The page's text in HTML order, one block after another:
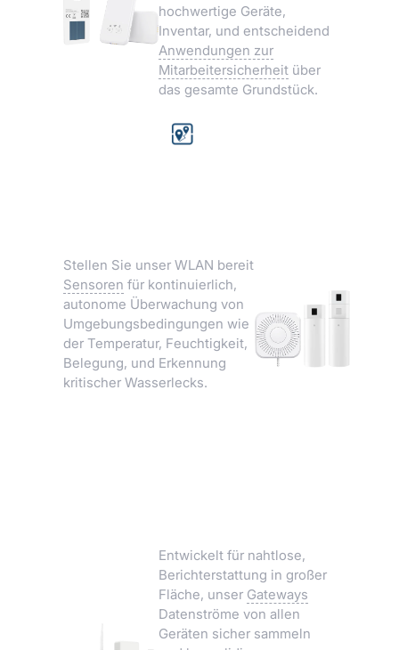
hochwertige Geräte,
Inventar, und entscheidend
Anwendungen zur
Mitarbeitersicherheit über
das gesamte Grundstück.
Stellen Sie unser WLAN bereit
Sensoren für kontinuierlich,
autonome Überwachung von
Umgebungsbedingungen wie
der Temperatur, Feuchtigkeit,
Belegung, und Erkennung
kritischer Wasserlecks.
Entwickelt für nahtlose,
Berichterstattung in großer
Fläche, unser Gateways
Datenströme von allen
Geräten sicher sammeln